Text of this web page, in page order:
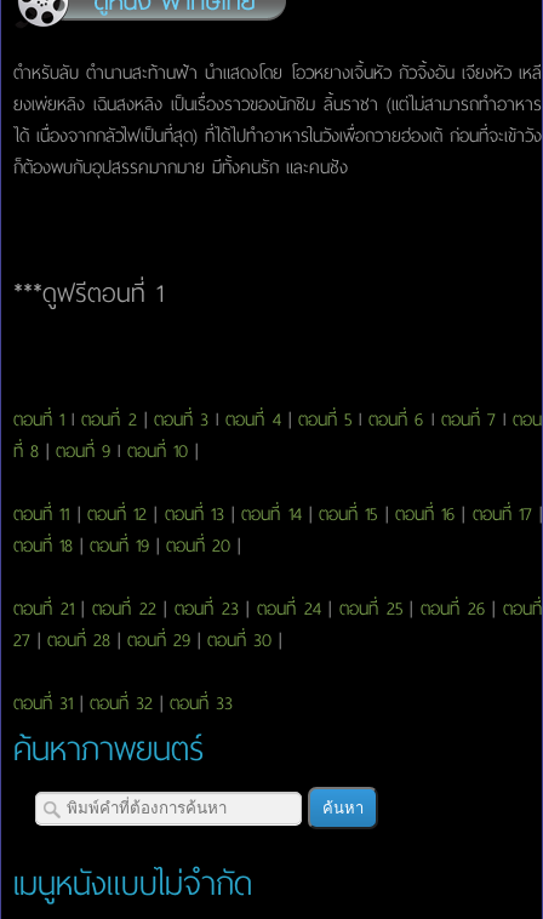
ตำหรับลับ ตำนานสะท้านฟ้า นำแสดงโดย โอวหยางเจิ้นหัว กัวจิ้งอัน เจียงหัว เหลี
ยงเพ่ยหลิง เฉินสงหลิง เป็นเรื่องราวของนักชิม ลิ้นราชา (แต่ไม่สามารถทำอาหาร
ได้ เนื่องจากกลัวไฟเป็นที่สุด) ที่ได้ไปทำอาหารในวังเพื่อถวายฮ่องเต้ ก่อนที่จะเข้าวัง
ก็ต้องพบกับอุปสรรคมากมาย มีทั้งคนรัก และคนชัง
***ดูฟรีตอนที่ 1
ตอนที่ 1 lตอนที่ 2| ตอนที่ 3 lตอนที่ 4| ตอนที่ 5lตอนที่ 6 l ตอนที่ 7lตอน
ที่ 8 | ตอนที่ 9 l ตอนที่ 10 |
ตอนที่ 11 | ตอนที่ 12 | ตอนที่ 13|ตอนที่ 14| ตอนที่ 15 | ตอนที่ 16 | ตอนที่ 17|
ตอนที่ 18 | ตอนที่ 19 | ตอนที่ 20 |
ตอนที่ 21|ตอนที่ 22|ตอนที่ 23|ตอนที่ 24|ตอนที่ 25|ตอนที่ 26|ตอนที่
27 | ตอนที่ 28 | ตอนที่ 29 | ตอนที่ 30 |
ตอนที่ 31 | ตอนที่ 32 | ตอนที่ 33
ค้นหาภาพยนตร์
เมนูหนังแบบไม่จำกัด